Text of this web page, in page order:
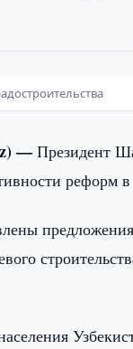
—Президент
реформ в